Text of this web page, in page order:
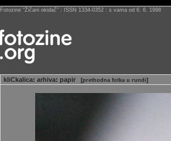
Fotozine “Žičani okidač” : ISSN 1334-0352 : s vama od 6. 6. 1998
kliCkalica: arhiva: papir [prethodna fotka u rundi]